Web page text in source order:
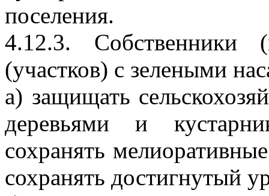
поселения.
4.12.3. Собственники
(участков) с зелеными
а) защищать
деревьями и
сохранять
сохранять достигнутый